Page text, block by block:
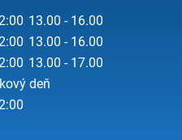
13.00 - 16.00
13.00 - 16.00
13.00 - 17.00
deň